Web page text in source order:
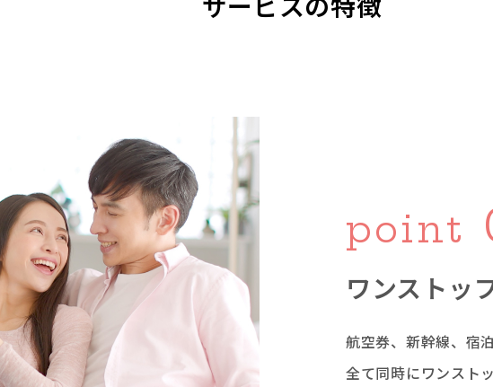
サービスの特徴
point
ワンストッ
航空券、新幹線、宿
全て同時にワンスト